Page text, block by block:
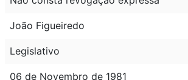
João Figueiredo
Legislativo
06 de Novembro de 1981